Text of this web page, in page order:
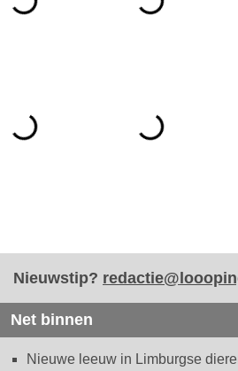
Nieuwstip?
Net binnen
Nieuwe leeuw in Limburgse